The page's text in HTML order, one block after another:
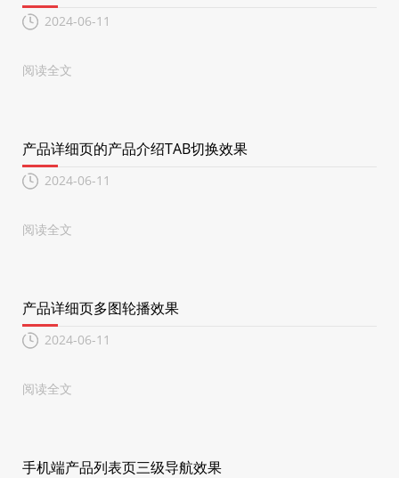
2024-06-11
阅读全文
产品详细页的产品介绍TAB切换效果
2024-06-11
阅读全文
产品详细页多图轮播效果
2024-06-11
阅读全文
手机端产品列表页三级导航效果